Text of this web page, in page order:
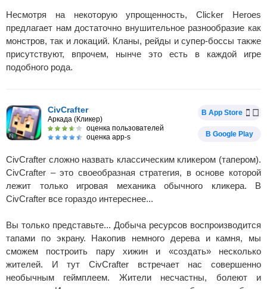
Несмотря на некоторую упрощенность, Clicker Heroes
предлагает нам достаточно внушительное разнообразие как
монстров, так и локаций. Кланы, рейды и супер-боссы также
присутствуют, впрочем, нынче это есть в каждой игре
подобного рода.
CivCrafter
Аркада (Кликер)
оценка пользователей
оценка app-s
В App Store
В Google Play
CivCrafter сложно назвать классическим кликером (тапером).
CivCrafter – это своеобразная стратегия, в основе которой
лежит только игровая механика обычного кликера. В
CivCrafter все гораздо интереснее...
Вы только представьте... Добыча ресурсов воспроизводится
тапами по экрану. Накопив немного дерева и камня, мы
сможем построить пару хижин и «создать» несколько
жителей. И тут CivCrafter встречает нас совершенно
необычным геймплеем. Жители несчастны, болеют и